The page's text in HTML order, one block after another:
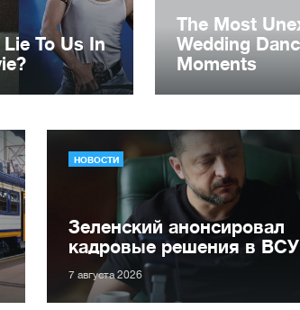
НОВОСТИ
Зеленский анонсировал
кадровые решения в ВСУ
7 августа 2026